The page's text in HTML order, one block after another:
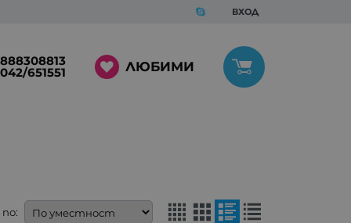
ВХОД
042/651551 ЛЮБИМИ